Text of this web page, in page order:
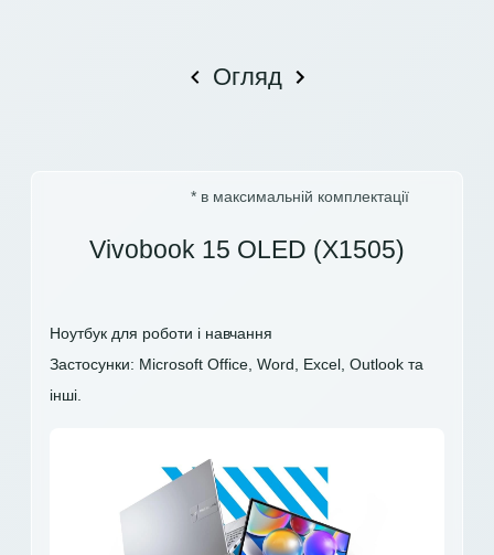
Огляд
* в максимальній комплектації
Vivobook 15 OLED (X1505)
Ноутбук для роботи і навчання
Застосунки: Microsoft Office, Word, Excel, Outlook та
інші.